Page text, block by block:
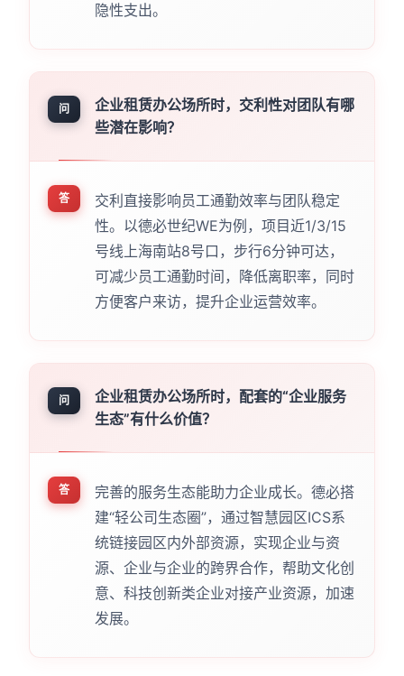
隐性支出。
问
企业租赁办公场所时，交利性对团队有哪
些潜在影响？
答
交利直接影响员工通勤效率与团队稳定
性。以德必世纪WE为例，项目近1/3/15
号线上海南站8号口，步行6分钟可达，
可减少员工通勤时间，降低离职率，同时
方便客户来访，提升企业运营效率。
问
企业租赁办公场所时，配套的“企业服务
生态”有什么价值？
答
完善的服务生态能助力企业成长。德必搭
建“轻公司生态圈”，通过智慧园区ICS系
统链接园区内外部资源，实现企业与资
源、企业与企业的跨界合作，帮助文化创
意、科技创新类企业对接产业资源，加速
发展。